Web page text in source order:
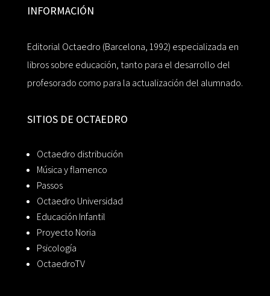
INFORMACIÓN
Editorial Octaedro (Barcelona, 1992) especializada en
libros sobre educación, tanto para el desarrollo del
profesorado como para la actualización del alumnado.
SITIOS DE OCTAEDRO
Octaedro distribución
Música y flamenco
Passos
Octaedro Universidad
Educación Infantil
Proyecto Noria
Psicología
OctaedroTV